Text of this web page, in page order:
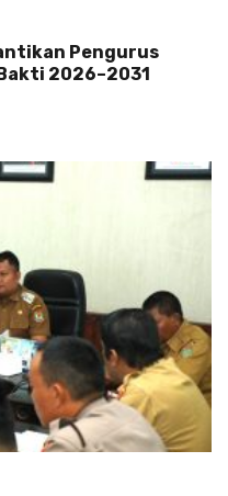
Pengurus
2026–2031